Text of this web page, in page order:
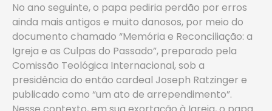
No ano seguinte, o papa pediria perdão por erros
ainda mais antigos e muito danosos, por meio do
documento chamado “Memória e Reconciliação: a
Igreja e as Culpas do Passado”, preparado pela
Comissão Teológica Internacional, sob a
presidência do então cardeal Joseph Ratzinger e
publicado como “um ato de arrependimento”.